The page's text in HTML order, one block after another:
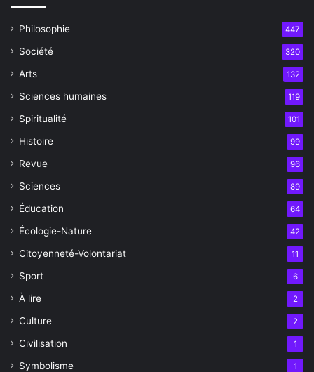
Philosophie 447
Société 320
Arts 132
Sciences humaines 119
Spiritualité 101
Histoire 99
Revue 96
Sciences 89
Éducation 64
Écologie-Nature 42
Citoyenneté-Volontariat 11
Sport 6
À lire 2
Culture 2
Civilisation 1
Symbolisme 1